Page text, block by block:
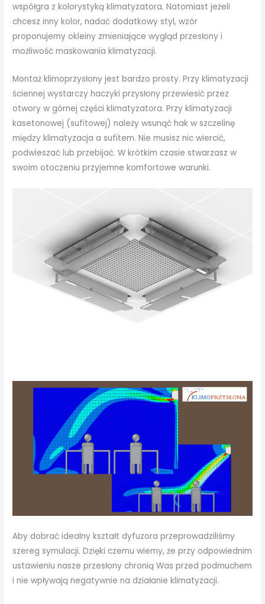
współgra z kolorystyką klimatyzatora. Natomiast jeżeli
chcesz inny kolor, nadać dodatkowy styl, wzór
proponujemy okleiny zmieniające wygląd przesłony i
możliwość maskowania klimatyzacji.
Montaż klimoprzysłony jest bardzo prosty. Przy klimatyzacji
ściennej wystarczy haczyki przysłony przewiesić przez
otwory w górnej części klimatyzatora. Przy klimatyzacji
kasetonowej (sufitowej) należy wsunąć hak w szczelinę
między klimatyzacja a sufitem. Nie musisz nic wiercić,
podwieszać lub przebijać. W krótkim czasie stwarzasz w
swoim otoczeniu przyjemne komfortowe warunki.
Aby dobrać idealny kształt dyfuzora przeprowadziliśmy
szereg symulacji. Dzięki czemu wiemy, że przy odpowiednim
ustawieniu nasze przesłony chronią Was przed podmuchem
i nie wpływają negatywnie na działanie klimatyzacji.